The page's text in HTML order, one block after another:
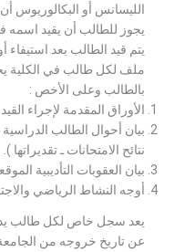
الليسانس أو البكالوريوس
يجوز للطالب أن يقيد
يتم قيد الطالب بعد استيفاء
ملف لكل طالب في الكلية
بالطالب وعلى الأخص :
الأوراق المقدمة لإجراء القيد.
بيان أحوال الطالب الدراسية
نتائح الامتحانات ـ تقديراتها ).
بيان العقوبات التأديبية
أوجه النشاط الرياضي
يعد سجل خاص لكل طالب
عن تاريخ خروجه من